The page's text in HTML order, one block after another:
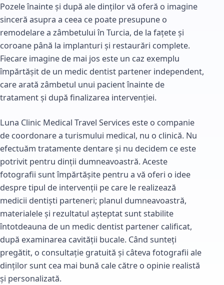
Pozele înainte și după ale dinților vă oferă o imagine
sinceră asupra a ceea ce poate presupune o
remodelare a zâmbetului în Turcia, de la fațete și
coroane până la implanturi și restaurări complete.
Fiecare imagine de mai jos este un caz exemplu
împărtășit de un medic dentist partener independent,
care arată zâmbetul unui pacient înainte de
tratament și după finalizarea intervenției.
Luna Clinic Medical Travel Services este o companie
de coordonare a turismului medical, nu o clinică. Nu
efectuăm tratamente dentare și nu decidem ce este
potrivit pentru dinții dumneavoastră. Aceste
fotografii sunt împărtășite pentru a vă oferi o idee
despre tipul de intervenții pe care le realizează
medicii dentiști parteneri; planul dumneavoastră,
materialele și rezultatul așteptat sunt stabilite
întotdeauna de un medic dentist partener calificat,
după examinarea cavității bucale. Când sunteți
pregătit, o consultație gratuită și câteva fotografii ale
dinților sunt cea mai bună cale către o opinie realistă
și personalizată.